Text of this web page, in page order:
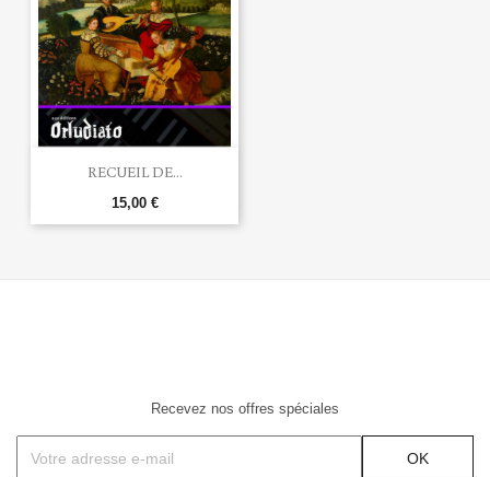
RECUEIL DE...
15,00 €
Recevez nos offres spéciales